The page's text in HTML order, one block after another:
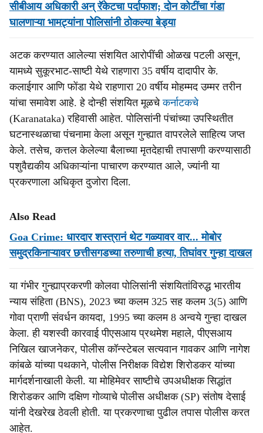
सीबीआय अधिकारी अन् रॅकेटचा पर्दाफाश; दोन कोटींचा गंडा
घालणाऱ्या भामट्यांना पोलिसांनी ठोकल्या बेड्या
अटक करण्यात आलेल्या संशयित आरोपींची ओळख पटली असून,
यामध्ये सुकूरभाट-साष्टी येथे राहणारा 35 वर्षीय दादापीर के.
कलाईगार आणि फोंडा येथे राहणारा 20 वर्षीय मोहम्मद उम्मर तरीन
यांचा समावेश आहे. हे दोन्ही संशयित मूळचेकर्नाटकचे
(Karanataka) रहिवासी आहेत. पोलिसांनी पंचांच्या उपस्थितीत
घटनास्थळाचा पंचनामा केला असून गुन्ह्यात वापरलेले साहित्य जप्त
केले. तसेच, कत्तल केलेल्या बैलाच्या मृतदेहाची तपासणी करण्यासाठी
पशुवैद्यकीय अधिकाऱ्यांना पाचारण करण्यात आले, ज्यांनी या
प्रकरणाला अधिकृत दुजोरा दिला.
Also Read
Goa Crime: धारदार शस्त्रानं थेट गळ्यावर वार... मोबोर
समुद्रकिनाऱ्यावर छत्तीसगडच्या तरुणाची हत्या, तिघांवर गुन्हा दाखल
या गंभीर गुन्ह्याप्रकरणी कोलवा पोलिसांनी संशयितांविरुद्ध भारतीय
न्याय संहिता (BNS), 2023 च्या कलम 325 सह कलम 3(5) आणि
गोवा प्राणी संवर्धन कायदा, 1995 च्या कलम 8 अन्वये गुन्हा दाखल
केला. ही यशस्वी कारवाई पीएसआय प्रथमेश महाले, पीएसआय
निखिल खाजनेकर, पोलीस कॉन्स्टेबल सत्यवान गावकर आणि नागेश
कांबळे यांच्या पथकाने, पोलीस निरीक्षक विद्येश शिरोडकर यांच्या
मार्गदर्शनाखाली केली. या मोहिमेवर साष्टीचे उपअधीक्षक सिद्धांत
शिरोडकर आणि दक्षिण गोव्याचे पोलीस अधीक्षक (SP) संतोष देसाई
यांनी देखरेख ठेवली होती. या प्रकरणाचा पुढील तपास पोलीस करत
आहेत.